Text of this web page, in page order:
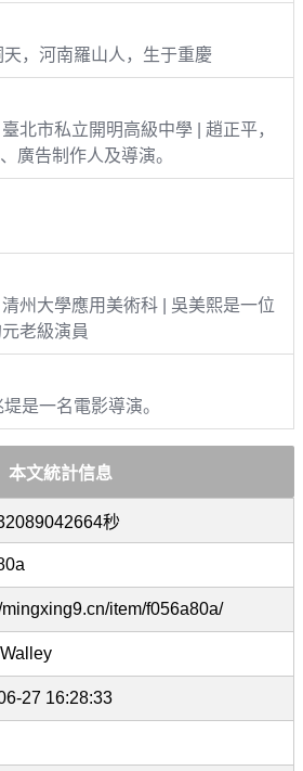
，河南羅山人，生于重慶
北市私立開明高級中學 | 趙正平，
廣告制作人及導演。
州大學應用美術科 | 吳美熙是一位
老級演員
是一名電影導演。
本文統計信息
秒
mingxing9.cn/item/f056a80a/
27 16:28:33